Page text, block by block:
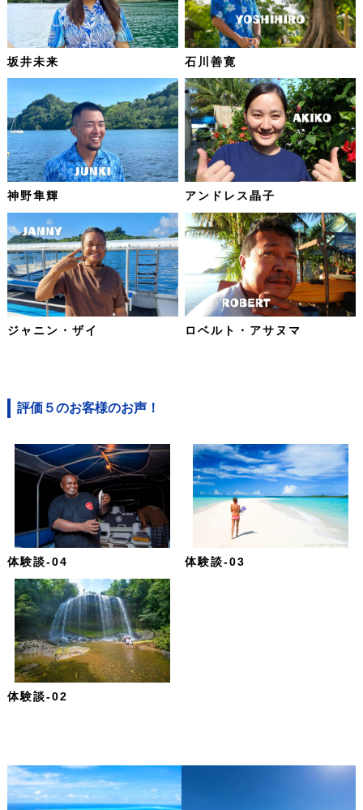
坂井未来 石川善寛
神野隼輝 アンドレス晶子
ジャニン・ザイ ロベルト・アサヌマ
評価５のお客様のお声！
体験談-04 体験談-03
体験談-02